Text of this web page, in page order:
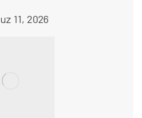
11, 2026